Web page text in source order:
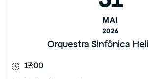
MAI
2026
Orquestra Sinfônica
17:00